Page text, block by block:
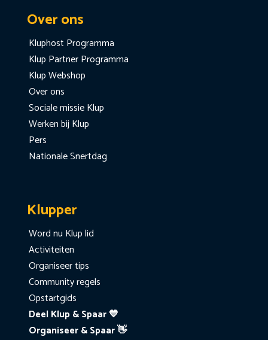
Over ons
Kluphost Programma
Klup Partner Programma
Klup Webshop
Over ons
Sociale missie Klup
Werken bij Klup
Pers
Nationale Snertdag
Klupper
Word nu Klup lid
Activiteiten
Organiseer tips
Community regels
Opstartgids
Deel Klup & Spaar 💙
Organiseer & Spaar 👋